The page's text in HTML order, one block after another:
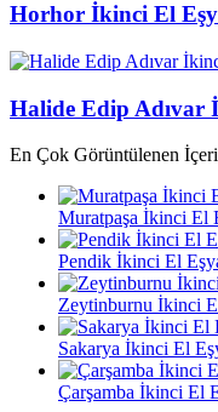
Horhor İkinci El
Halide Edip Adıvar
En Çok Görüntülenen
Muratpaşa İkinci El
Pendik İkinci El
Zeytinburnu İkinci
Sakarya İkinci El
Çarşamba İkinci El